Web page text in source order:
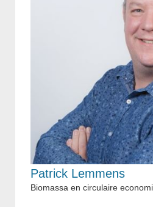
Patrick Lemmens
Biomassa en circulaire